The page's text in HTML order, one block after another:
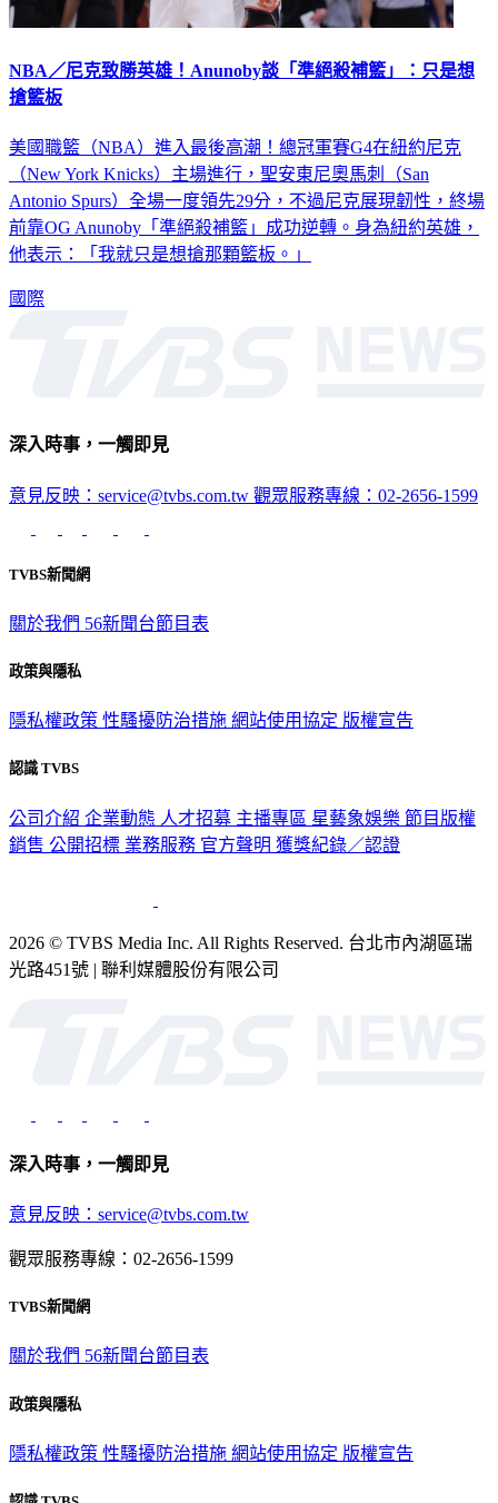
NBA／尼克致勝英雄！Anunoby談「準絕殺補籃」：只是想
搶籃板
美國職籃（NBA）進入最後高潮！總冠軍賽G4在紐約尼克
（New York Knicks）主場進行，聖安東尼奧馬刺（San
Antonio Spurs）全場一度領先29分，不過尼克展現韌性，終場
前靠OG Anunoby「準絕殺補籃」成功逆轉。身為紐約英雄，
他表示：「我就只是想搶那顆籃板。」
國際
深入時事，一觸即見
意見反映：service@tvbs.com.tw 觀眾服務專線：02-2656-1599
TVBS新聞網
關於我們 56新聞台節目表
政策與隱私
隱私權政策 性騷擾防治措施 網站使用協定 版權宣告
認識 TVBS
公司介紹 企業動態 人才招募 主播專區 星藝象娛樂 節目版權
銷售 公開招標 業務服務 官方聲明 獲獎紀錄／認證
2026 © TVBS Media Inc. All Rights Reserved. 台北市內湖區瑞
光路451號 | 聯利媒體股份有限公司
深入時事，一觸即見
意見反映：service@tvbs.com.tw
觀眾服務專線：02-2656-1599
TVBS新聞網
關於我們 56新聞台節目表
政策與隱私
隱私權政策 性騷擾防治措施 網站使用協定 版權宣告